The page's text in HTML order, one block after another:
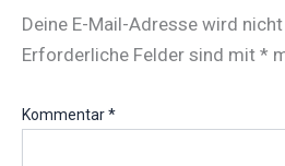
Deine E-Mail-Adresse wird
Erforderliche Felder sind mit *
Kommentar*